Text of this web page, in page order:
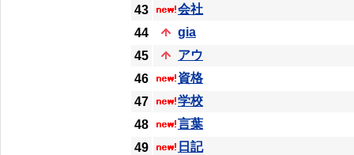
43
会社
44
gia
45
アウ
46
資格
47
学校
48
言葉
49
日記